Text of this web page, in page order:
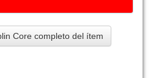
Core completo del ítem